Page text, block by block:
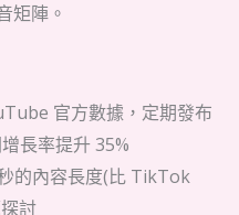
矩陣。
官方數據，定期發布
長率提升 35%
的內容長度(比 TikTok
討